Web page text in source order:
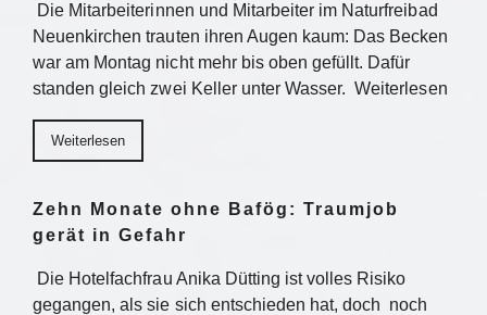
Die Mitarbeiterinnen und Mitarbeiter im Naturfreibad
Neuenkirchen trauten ihren Augen kaum: Das Becken
war am Montag nicht mehr bis oben gefüllt. Dafür
standen gleich zwei Keller unter Wasser. Weiterlesen
Weiterlesen
Zehn Monate ohne Bafög: Traumjob
gerät in Gefahr
Die Hotelfachfrau Anika Dütting ist volles Risiko
gegangen, als sie sich entschieden hat, doch noch